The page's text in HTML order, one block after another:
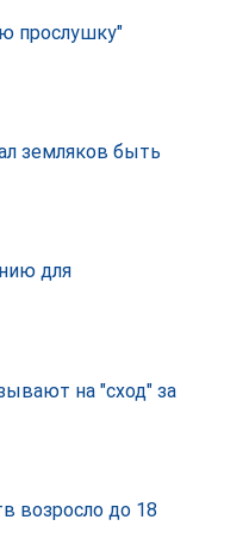
прослушку"
земляков быть
для
на "сход" за
возросло до 18